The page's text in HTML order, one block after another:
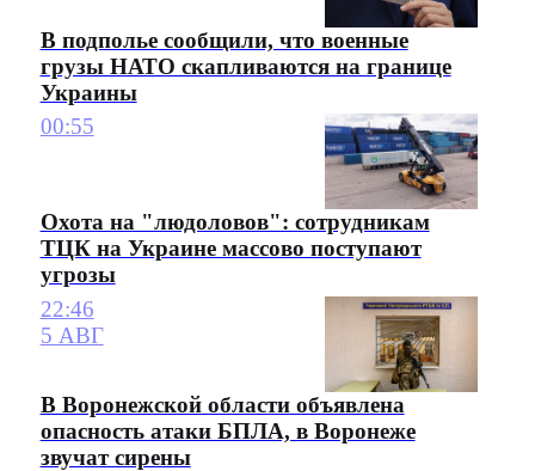
В подполье сообщили, что военные
грузы НАТО скапливаются на границе
Украины
00:55
Охота на "людоловов": сотрудникам
ТЦК на Украине массово поступают
угрозы
22:46
5 АВГ
В Воронежской области объявлена
опасность атаки БПЛА, в Воронеже
звучат сирены